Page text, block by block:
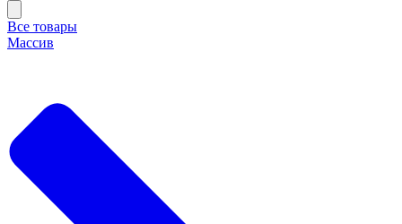
Все товары
Массив